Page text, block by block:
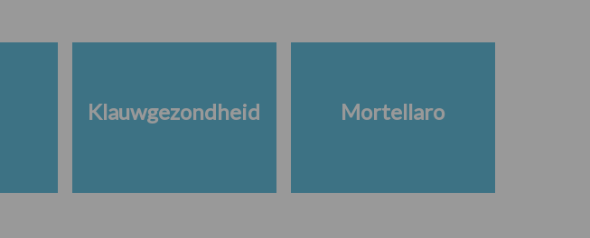
Klauwgezondheid Mortellaro